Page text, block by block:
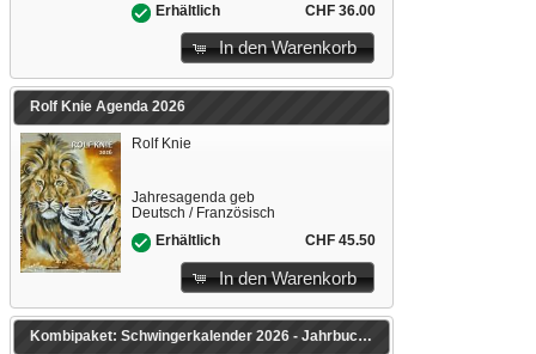
Erhältlich
CHF 36.00
In den Warenkorb
Rolf Knie Agenda 2026
Rolf Knie
Jahresagenda geb
Deutsch / Französisch
Erhältlich
CHF 45.50
In den Warenkorb
Kombipaket: Schwingerkalender 2026 - Jahrbuch Schwingen 2025